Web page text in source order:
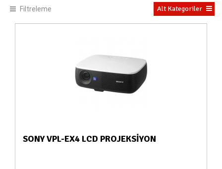
Filtreleme Alt Kategoriler
SONY VPL-EX4 LCD PROJEKSİYON